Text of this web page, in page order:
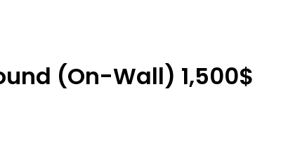
(On-Wall) 1,500$